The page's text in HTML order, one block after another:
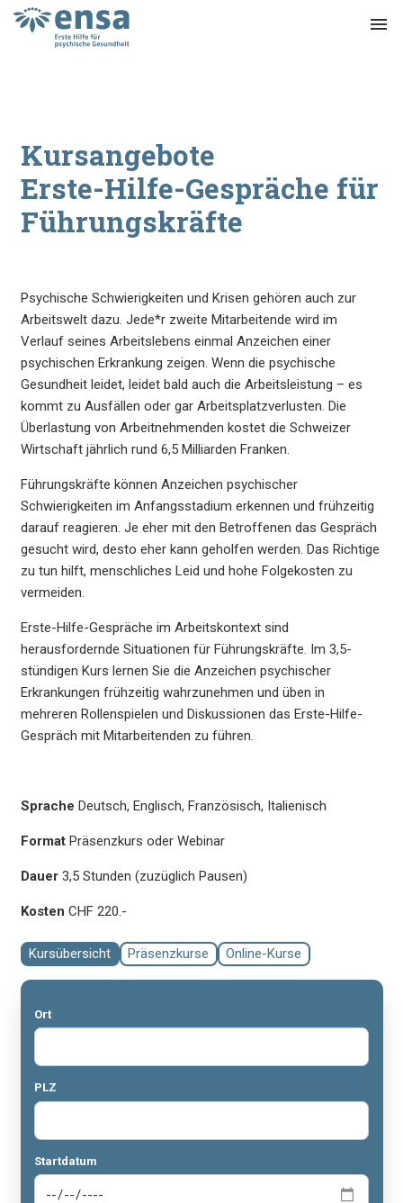
menu
Kursangebote
Erste-Hilfe-Gespräche für
Führungskräfte
Psychische Schwierigkeiten und Krisen gehören auch zur
Arbeitswelt dazu. Jede*r zweite Mitarbeitende wird im
Verlauf seines Arbeitslebens einmal Anzeichen einer
psychischen Erkrankung zeigen. Wenn die psychische
Gesundheit leidet, leidet bald auch die Arbeitsleistung – es
kommt zu Ausfällen oder gar Arbeitsplatzverlusten. Die
Überlastung von Arbeitnehmenden kostet die Schweizer
Wirtschaft jährlich rund 6,5 Milliarden Franken.
Führungskräfte können Anzeichen psychischer
Schwierigkeiten im Anfangsstadium erkennen und frühzeitig
darauf reagieren. Je eher mit den Betroffenen das Gespräch
gesucht wird, desto eher kann geholfen werden. Das Richtige
zu tun hilft, menschliches Leid und hohe Folgekosten zu
vermeiden.
Erste-Hilfe-Gespräche im Arbeitskontext sind
herausfordernde Situationen für Führungskräfte. Im 3,5-
stündigen Kurs lernen Sie die Anzeichen psychischer
Erkrankungen frühzeitig wahrzunehmen und üben in
mehreren Rollenspielen und Diskussionen das Erste-Hilfe-
Gespräch mit Mitarbeitenden zu führen.
Sprache Deutsch, Englisch, Französisch, Italienisch
FormatPräsenzkurs oder Webinar
Dauer3,5 Stunden (zuzüglich Pausen)
Kosten CHF 220.-
Kursübersicht Präsenzkurse Online-Kurse
Ort
PLZ
Startdatum